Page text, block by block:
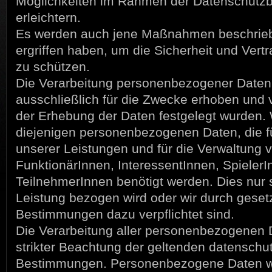
erleichtern.
Es werden auch jene Maßnahmen
ergriffen haben, um die Sicherheit und
zu schützen.
Die Verarbeitung personenbezogener
ausschließlich für die Zwecke erhoben und
der Erhebung der Daten festgelegt wurden.
diejenigen personenbezogenen Daten, die
unserer Leistungen und für die Verwaltung
FunktionärInnen, InteressentInnen,
TeilnehmerInnen benötigt werden. Dies nur
Leistung bezogen wird oder wir durch
Bestimmungen dazu verpflichtet sind.
Die Verarbeitung aller personenbezogenen
strikter Beachtung der geltenden
Bestimmungen. Personenbezogene Daten